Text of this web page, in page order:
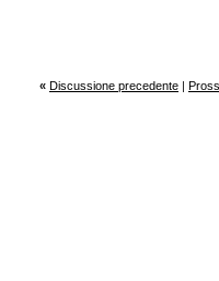
« Discussione precedente |